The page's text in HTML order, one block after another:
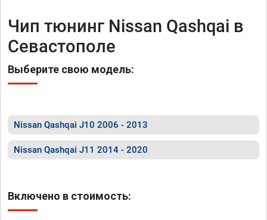
Чип тюнинг Nissan Qashqai в
Севастополе
Выберите свою модель:
Nissan Qashqai J10 2006 - 2013
Nissan Qashqai J11 2014 - 2020
Включено в стоимость: